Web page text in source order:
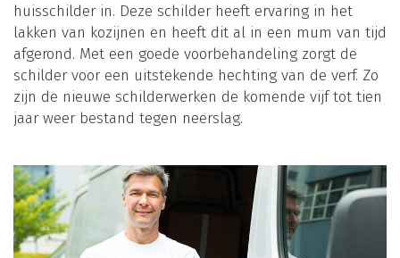
huisschilder in. Deze schilder heeft ervaring in het
lakken van kozijnen en heeft dit al in een mum van tijd
afgerond. Met een goede voorbehandeling zorgt de
schilder voor een uitstekende hechting van de verf. Zo
zijn de nieuwe schilderwerken de komende vijf tot tien
jaar weer bestand tegen neerslag.